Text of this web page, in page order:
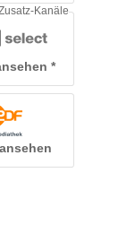
Kanäle